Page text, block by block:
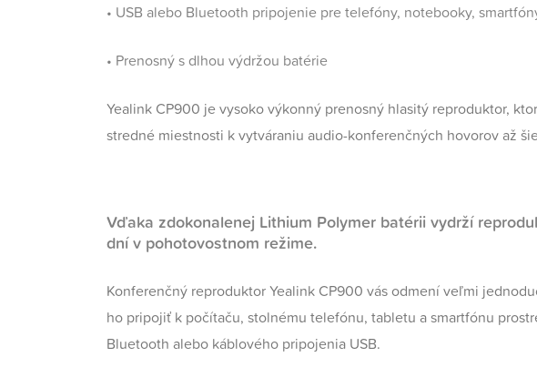
• USB alebo Bluetooth pripojenie pre telefóny, notebooky,
• Prenosný s dlhou výdržou batérie
Yealink CP900 je vysoko výkonný prenosný hlasitý reproduktor,
stredné miestnosti k vytváraniu audio-konferenčných hovorov až
Vďaka zdokonalenej Lithium Polymer batérii vydrží
dní v pohotovostnom režime.
Konferenčný reproduktor Yealink CP900 vás odmení veľmi
ho pripojiť k počítaču, stolnému telefónu, tabletu a smartfónu
Bluetooth alebo káblového pripojenia USB.